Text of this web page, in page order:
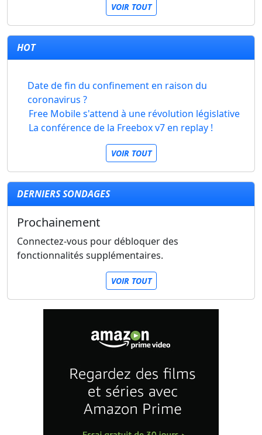
VOIR TOUT
HOT
Date de fin du confinement en raison du
coronavirus ?
Free Mobile s'attend à une révolution législative
La conférence de la Freebox v7 en replay !
VOIR TOUT
DERNIERS SONDAGES
Prochainement
Connectez-vous pour débloquer des
fonctionnalités supplémentaires.
VOIR TOUT